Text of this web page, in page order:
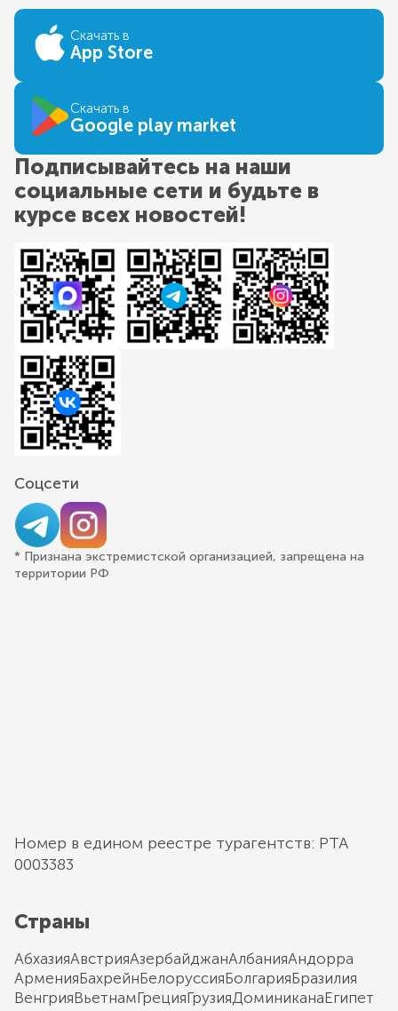
Скачать в
App Store
Скачать в
Google play market
Подписывайтесь на наши
социальные сети и будьте в
курсе всех новостей!
Соцсети
* Признана экстремистской организацией, запрещена на
территории РФ
Номер в едином реестре турагентств: РТА
0003383
Страны
АбхазияАвстрияАзербайджанАлбанияАндорра
АрменияБахрейнБелоруссияБолгарияБразилия
ВенгрияВьетнамГрецияГрузияДоминиканаЕгипет